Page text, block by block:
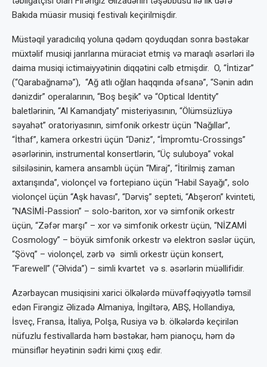
Bakıda müasir musiqi festivalı keçirilmişdir.
Müstəqil yaradıcılıq yoluna qədəm qoyduqdan sonra bəstəkar
müxtəlif musiqi janrlarına müraciət etmiş və maraqlı əsərləri ilə
daima musiqi ictimaiyyətinin diqqətini cəlb etmişdir. O, “İntizar”
(“Qarabağnamə”), “Ağ atlı oğlan haqqında əfsanə”, “Sənin adın
dənizdir” operalarının, “Boş beşik” və “Optical Identity”
baletlərinin, “Al Kamandjaty” misteriyasının, “Ölümsüzlüyə
səyahət” oratoriyasının, simfonik orkestr üçün “Nağıllar”,
“İthaf”, kamera orkestri üçün “Dəniz”, “İmpromtu-Crossings”
əsərlərinin, instrumental konsertlərin, “Üç suluboya” vokal
silsiləsinin, kamera ansamblı üçün “Miraj”, “İtirilmiş zaman
axtarışında”, violonçel və fortepiano üçün “Habil Sayağı”, solo
violonçel üçün “Aşk havası”, “Dərviş” septeti, “Abşeron” kvinteti,
“NASİMİ-Passion” – solo-bariton, xor və simfonik orkestr
üçün, “Zəfər marşı” – xor və simfonik orkestr üçün, “NİZAMİ
Cosmology” – böyük simfonik orkestr və elektron səslər üçün,
“Şövq” – violonçel, zərb və simli orkestr üçün konsert,
“Farewell” (“Əlvida”) – simli kvartet və s. əsərlərin müəllifidir.
Azərbaycan musiqisini xarici ölkələrdə müvəffəqiyyətlə təmsil
edən Firəngiz Əlizadə Almaniya, İngiltərə, ABŞ, Hollandiya,
İsveç, Fransa, İtaliya, Polşa, Rusiya və b. ölkələrdə keçirilən
nüfuzlu festivallarda həm bəstəkar, həm pianoçu, həm də
münsiflər heyətinin sədri kimi çıxış edir.